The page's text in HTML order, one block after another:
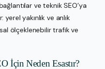
ve teknik SEO’ya
yakınlık ve anlık
ölçeklenebilir trafik ve
İçin Neden Esastır?